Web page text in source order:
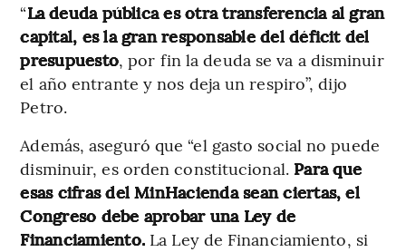
“La deuda pública es otra transferencia al gran
capital, es la gran responsable del déficit del
presupuesto, por fin la deuda se va a disminuir
el año entrante y nos deja un respiro”, dijo
Petro.
Además, aseguró que “el gasto social no puede
disminuir, es orden constitucional.Para que
esas cifras del MinHacienda sean ciertas, el
Congreso debe aprobar una Ley de
Financiamiento. La Ley de Financiamiento, si